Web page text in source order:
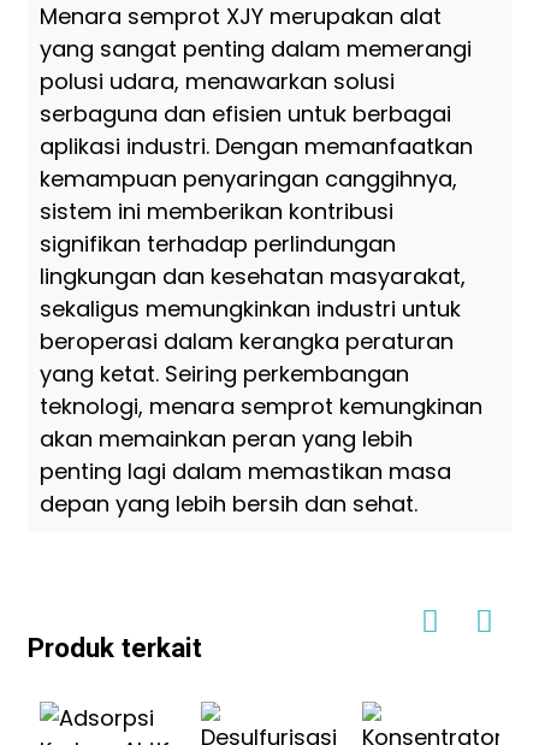
Menara semprot XJY merupakan alat
yang sangat penting dalam memerangi
polusi udara, menawarkan solusi
serbaguna dan efisien untuk berbagai
aplikasi industri. Dengan memanfaatkan
kemampuan penyaringan canggihnya,
sistem ini memberikan kontribusi
signifikan terhadap perlindungan
lingkungan dan kesehatan masyarakat,
sekaligus memungkinkan industri untuk
beroperasi dalam kerangka peraturan
yang ketat. Seiring perkembangan
teknologi, menara semprot kemungkinan
akan memainkan peran yang lebih
penting lagi dalam memastikan masa
depan yang lebih bersih dan sehat.
Produk terkait